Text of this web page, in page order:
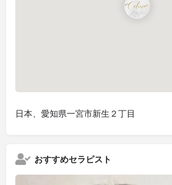
日本、愛知県一宮市新生２丁目
おすすめセラピスト